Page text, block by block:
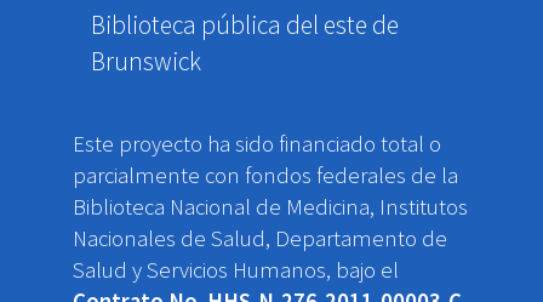
Biblioteca pública del este de
Brunswick
Este proyecto ha sido financiado total o
parcialmente con fondos federales de la
Biblioteca Nacional de Medicina, Institutos
Nacionales de Salud, Departamento de
Salud y Servicios Humanos, bajo el